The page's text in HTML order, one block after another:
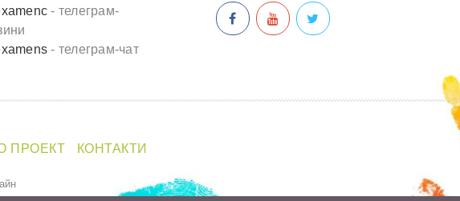
- телеграм-
- телеграм-чат
ПРОЕКТ КОНТАКТИ